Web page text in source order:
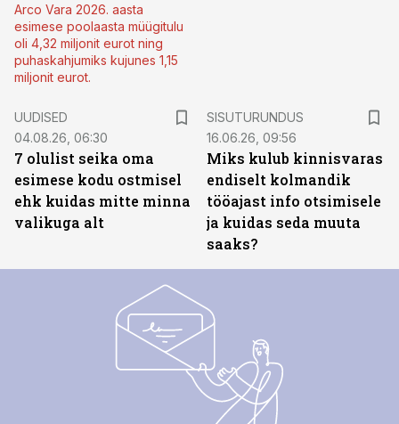
Arco Vara 2026. aasta
esimese poolaasta müügitulu
oli 4,32 miljonit eurot ning
puhaskahjumiks kujunes 1,15
miljonit eurot.
UUDISED
04.08.26, 06:30
7 olulist seika oma
esimese kodu ostmisel
ehk kuidas mitte minna
valikuga alt
SISUTURUNDUS
16.06.26, 09:56
Miks kulub kinnisvaras
endiselt kolmandik
tööajast info otsimisele
ja kuidas seda muuta
saaks?